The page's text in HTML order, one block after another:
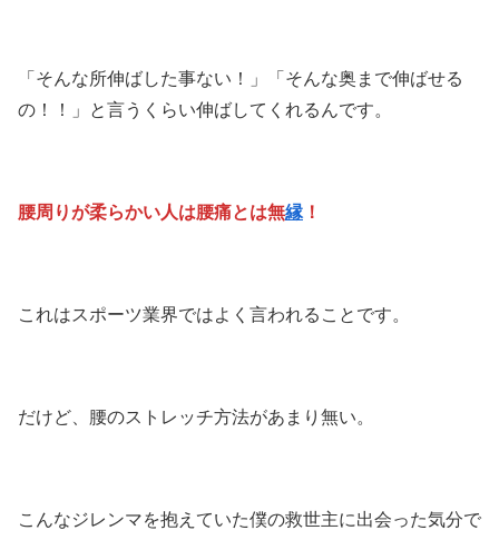
「そんな所伸ばした事ない！」「そんな奥まで伸ばせる
の！！」と言うくらい伸ばしてくれるんです。
腰周りが柔らかい人は腰痛とは無縁 ！
これはスポーツ業界ではよく言われることです。
だけど、腰のストレッチ方法があまり無い。
こんなジレンマを抱えていた僕の救世主に出会った気分で